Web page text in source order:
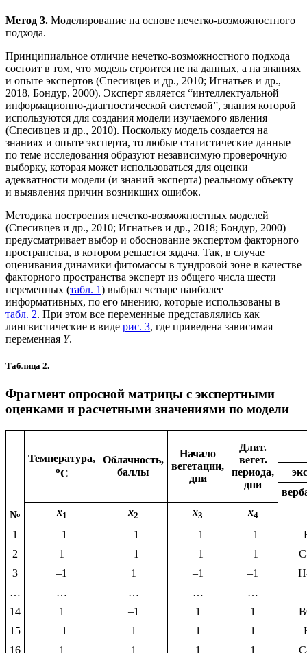
Метод 3. Моделирование на основе нечетко-возможностного
подхода.
Принципиальное отличие нечетко-возможностного подхода
состоит в том, что модель строится не на данных, а на знаниях
и опыте экспертов (Спесивцев и др., 2010; Игнатьев и др.,
2018, Бондур, 2000). Эксперт является “интеллектуальной
информационно-диагностической системой”, знания которой
используются для создания модели изучаемого явления
(Спесивцев и др., 2010). Поскольку модель создается на
знаниях и опыте эксперта, то любые статистические данные
по теме исследования образуют независимую проверочную
выборку, которая может использоваться для оценки
адекватности модели (и знаний эксперта) реальному объекту
и выявления причин возникших ошибок.
Методика построения нечетко-возможностных моделей
(Спесивцев и др., 2010; Игнатьев и др., 2018; Бондур, 2000)
предусматривает выбор и обоснование экспертом факторного
пространства, в котором решается задача. Так, в случае
оценивания динамики фитомассы в тундровой зоне в качестве
факторного пространства эксперт из общего числа шести
переменных (табл. 1) выбрал четыре наиболее
информативных, по его мнению, которые использованы в
табл. 2. При этом все переменные представлялись как
лингвистические в виде рис. 3, где приведена зависимая
переменная Y.
Таблица 2.
Фрагмент опросной матрицы с экспертными
оценками и расчетными значениями по модели
№
Температура,
оС
Облачность,
баллы
Начало
вегетации,
дни
Длит.
вегет.
периода,
дни
х1 х2 х3 х4
1 –1 –1 –1 –1
2
1 –1 –1 –1
3
–1 1 –1 –1
…
… … … …
14
1 –1 1 1
15
–1 1 1 1
16
1 1 1 1